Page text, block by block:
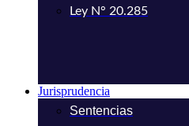
Ley N° 20.285
Jurisprudencia
Sentencias